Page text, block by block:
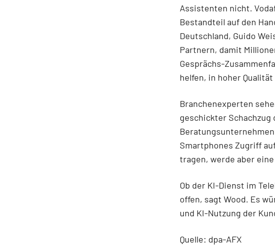
Assistenten nicht.
Bestandteil auf den
Deutschland, Guido
Partnern, damit
Gesprächs-
helfen, in hoher
Branchenexperten
geschickter Schachzug
Smartphones Zugriff
tragen, werde aber
Ob der KI-Dienst im
offen, sagt Wood. Es
und KI-Nutzung der
Quelle: dpa-AFX